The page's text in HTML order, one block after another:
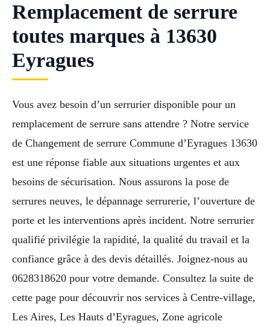
Remplacement de serrure
toutes marques à 13630
Eyragues
Vous avez besoin d’un serrurier disponible pour un
remplacement de serrure sans attendre ? Notre service
de Changement de serrure Commune d’Eyragues 13630
est une réponse fiable aux situations urgentes et aux
besoins de sécurisation. Nous assurons la pose de
serrures neuves, le dépannage serrurerie, l’ouverture de
porte et les interventions après incident. Notre serrurier
qualifié privilégie la rapidité, la qualité du travail et la
confiance grâce à des devis détaillés. Joignez-nous au
0628318620 pour votre demande. Consultez la suite de
cette page pour découvrir nos services à Centre-village,
Les Aires, Les Hauts d’Eyragues, Zone agricole